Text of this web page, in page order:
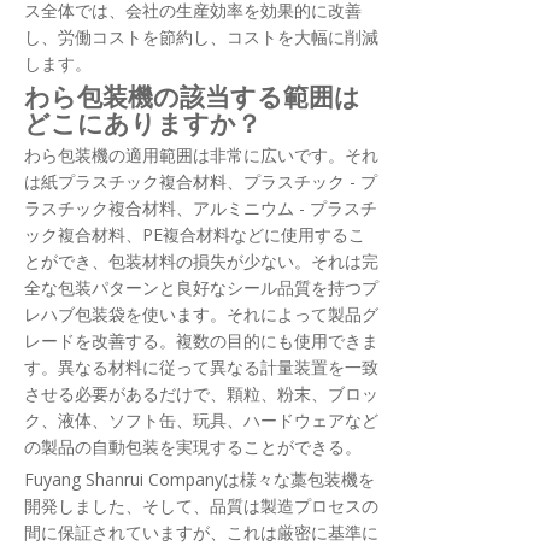
ス全体では、会社の生産効率を効果的に改善
し、労働コストを節約し、コストを大幅に削減
します。
わら包装機の該当する範囲は
どこにありますか？
わら包装機の適用範囲は非常に広いです。それ
は紙プラスチック複合材料、プラスチック - プ
ラスチック複合材料、アルミニウム - プラスチ
ック複合材料、PE複合材料などに使用するこ
とができ、包装材料の損失が少ない。それは完
全な包装パターンと良好なシール品質を持つプ
レハブ包装袋を使います。それによって製品グ
レードを改善する。複数の目的にも使用できま
す。異なる材料に従って異なる計量装置を一致
させる必要があるだけで、顆粒、粉末、ブロッ
ク、液体、ソフト缶、玩具、ハードウェアなど
の製品の自動包装を実現することができる。
Fuyang Shanrui Companyは様々な藁包装機を
開発しました、そして、品質は製造プロセスの
間に保証されていますが、これは厳密に基準に